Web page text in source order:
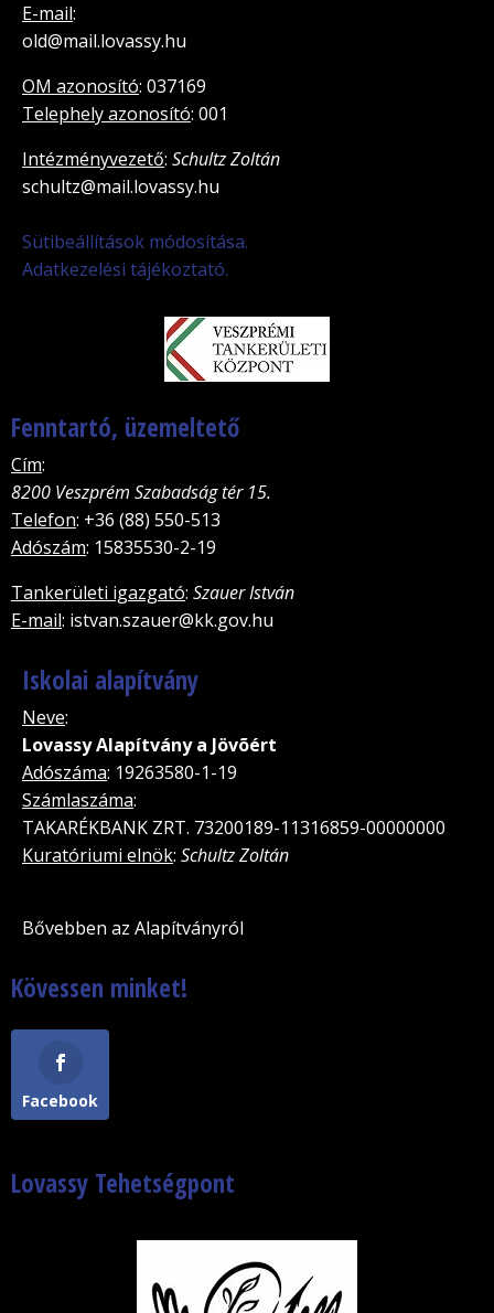
E-mail:
old@mail.lovassy.hu
OM azonosító: 037169
Telephely azonosító: 001
Intézményvezető: Schultz Zoltán
schultz@mail.lovassy.hu
Sütibeállítások módosítása.
Adatkezelési tájékoztató.
Fenntartó, üzemeltető
Cím:
8200 Veszprém Szabadság tér 15.
Telefon: +36 (88) 550-513
Adószám: 15835530-2-19
Tankerületi igazgató: Szauer István
E-mail: istvan.szauer@kk.gov.hu
Iskolai alapítvány
Neve:
Lovassy Alapítvány a Jövõért
Adószáma: 19263580-1-19
Számlaszáma:
TAKARÉKBANK ZRT. 73200189-11316859-00000000
Kuratóriumi elnök: Schultz Zoltán
Bővebben az Alapítványról
Kövessen minket!
Facebook
Lovassy Tehetségpont